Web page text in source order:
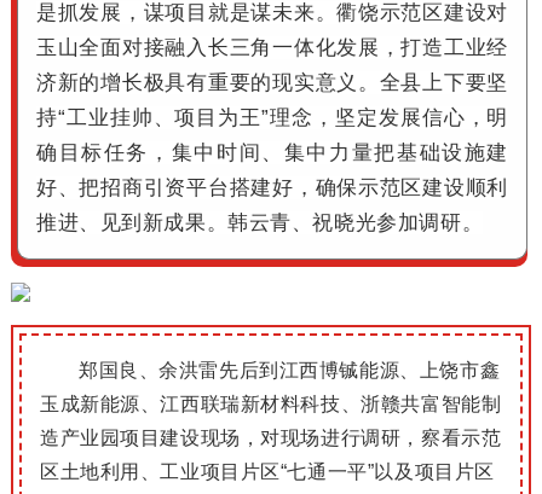
是抓发展，谋项目就是谋未来。衢饶示范区建设对
玉山全面对接融入长三角一体化发展，打造工业经
济新的增长极具有重要的现实意义。全县上下要坚
持“工业挂帅、项目为王”理念，坚定发展信心，明
确目标任务，集中时间、集中力量把基础设施建
好、把招商引资平台搭建好，确保示范区建设顺利
推进、见到新成果。韩云青、祝晓光参加调研。
郑国良、余洪雷先后到江西博铖能源、上饶市鑫
玉成新能源、江西联瑞新材料科技、浙赣共富智能制
造产业园项目建设现场，对现场进行调研，察看示范
区土地利用、工业项目片区“七通一平”以及项目片区